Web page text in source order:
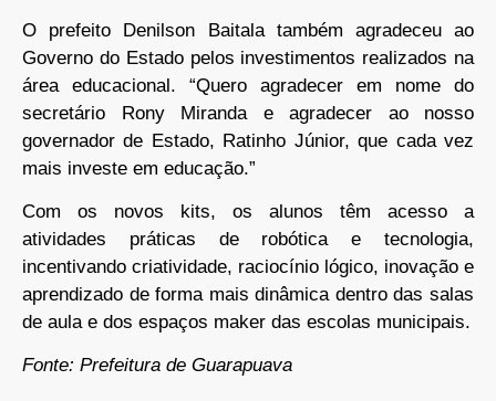
O prefeito Denilson Baitala também agradeceu ao
Governo do Estado pelos investimentos realizados na
área educacional. “Quero agradecer em nome do
secretário Rony Miranda e agradecer ao nosso
governador de Estado, Ratinho Júnior, que cada vez
mais investe em educação.”
Com os novos kits, os alunos têm acesso a
atividades práticas de robótica e tecnologia,
incentivando criatividade, raciocínio lógico, inovação e
aprendizado de forma mais dinâmica dentro das salas
de aula e dos espaços maker das escolas municipais.
Fonte: Prefeitura de Guarapuava